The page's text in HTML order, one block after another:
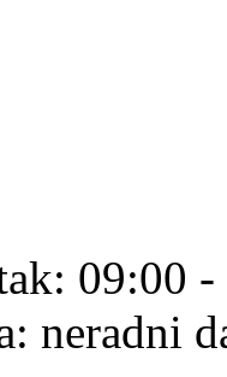
09:00
neradni